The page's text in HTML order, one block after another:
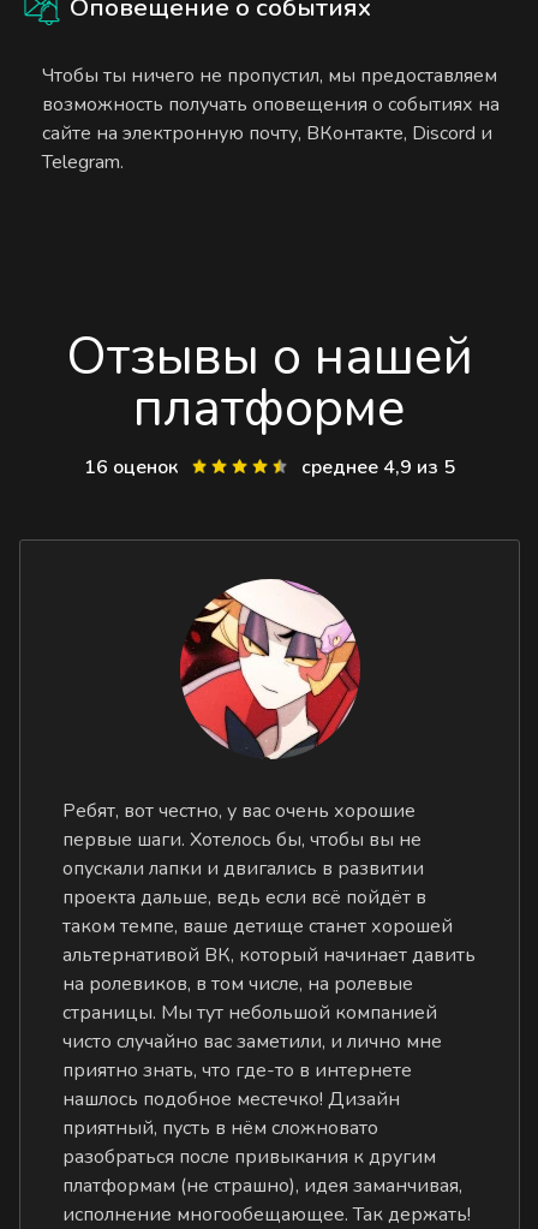
Оповещение о событиях
Чтобы ты ничего не пропустил, мы предоставляем
возможность получать оповещения о событиях на
сайте на электронную почту, ВКонтакте, Discord и
Telegram.
Отзывы о нашей
платформе
16 оценок среднее 4,9 из 5
Ребят, вот честно, у вас очень хорошие
первые шаги. Хотелось бы, чтобы вы не
опускали лапки и двигались в развитии
проекта дальше, ведь если всё пойдёт в
таком темпе, ваше детище станет хорошей
альтернативой ВК, который начинает давить
на ролевиков, в том числе, на ролевые
страницы. Мы тут небольшой компанией
чисто случайно вас заметили, и лично мне
приятно знать, что где-то в интернете
нашлось подобное местечко! Дизайн
приятный, пусть в нём сложновато
разобраться после привыкания к другим
платформам (не страшно), идея заманчивая,
исполнение многообещающее. Так держать!